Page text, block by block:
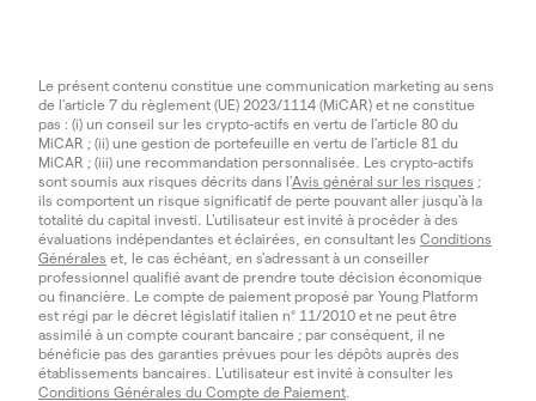
Le présent contenu constitue une communication marketing au sens
de l'article 7 du règlement (UE) 2023/1114 (MiCAR) et ne constitue
pas : (i) un conseil sur les crypto-actifs en vertu de l'article 80 du
MiCAR ; (ii) une gestion de portefeuille en vertu de l'article 81 du
MiCAR ; (iii) une recommandation personnalisée. Les crypto-actifs
sont soumis aux risques décrits dans l'Avis général sur les risques ;
ils comportent un risque significatif de perte pouvant aller jusqu'à la
totalité du capital investi. L'utilisateur est invité à procéder à des
évaluations indépendantes et éclairées, en consultant les Conditions
Générales et, le cas échéant, en s'adressant à un conseiller
professionnel qualifié avant de prendre toute décision économique
ou financière. Le compte de paiement proposé par Young Platform
est régi par le décret législatif italien n° 11/2010 et ne peut être
assimilé à un compte courant bancaire ; par conséquent, il ne
bénéficie pas des garanties prévues pour les dépôts auprès des
établissements bancaires. L'utilisateur est invité à consulter les
Conditions Générales du Compte de Paiement